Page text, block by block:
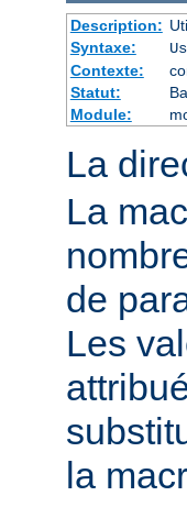
Description:
Syntaxe:
Contexte:
Statut:
Module:
La
La
de
Les
la